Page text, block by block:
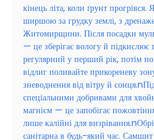
кінець літа, коли ґрунт прогрівся.
ширшою за грудку землі, з
Житомирщини. Після посадки
— це зберігає вологу й
регулярний у перший рік, потім
відлиг поливайте прикореневу
зневоднення від вітру й
спеціальними добривами для
магнієм — це запобігає
лише калійні для
санітарна в будь-який час. Самшит